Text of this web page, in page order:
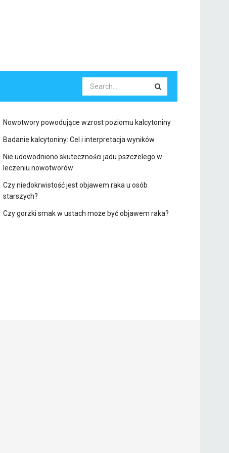
Nowotwory powodujące wzrost poziomu kalcytoniny
Badanie kalcytoniny: Cel i interpretacja wyników
Nie udowodniono skuteczności jadu pszczelego w
leczeniu nowotworów
Czy niedokrwistość jest objawem raka u osób
starszych?
Czy gorzki smak w ustach może być objawem raka?